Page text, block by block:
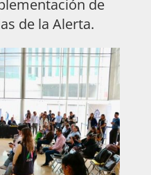
de
de la Alerta.